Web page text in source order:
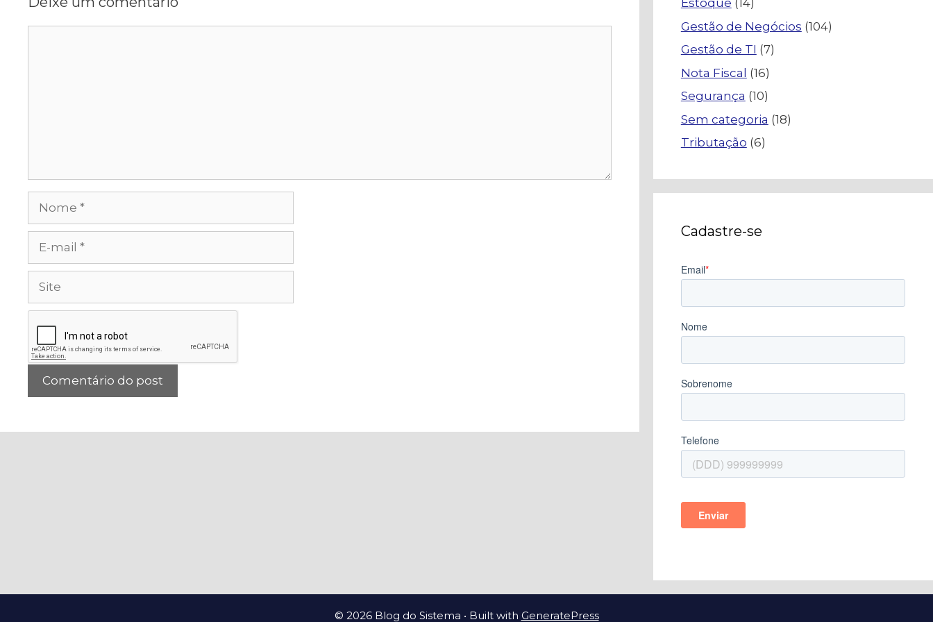
Site
Estoque (14)
Gestão de Negócios (104)
Gestão de TI (7)
Nota Fiscal (16)
Segurança (10)
Sem categoria (18)
Tributação (6)
Cadastre-se
© 2026 Blog do Sistema • Built with GeneratePress